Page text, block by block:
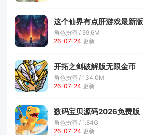
这个仙界有点肝游戏最新版
角色扮演 / 59.6M
26-07-24 更新
开拓之剑破解版无限金币
角色扮演 / 134.0M
26-07-24 更新
数码宝贝源码2026免费版
角色扮演 / 1.84G
26-07-24 更新